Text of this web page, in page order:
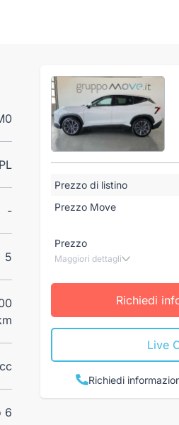
-
5
6
Prezzo di listino
Prezzo Move
Prezzo
Maggiori dettagli
Richiedi
Live
Richiedi